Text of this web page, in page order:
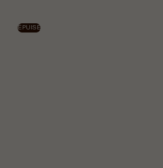
ÉPUISÉ